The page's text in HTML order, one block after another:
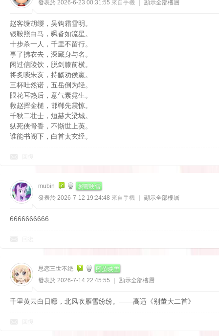
發表於 2026-6-23 00:31:55 來自手機 顯示全部樓層
赵客缦胡缨，吴钩霜雪明。
银鞍照白马，飒沓如流星。
十步杀一人，千里不留行。
事了拂衣去，深藏身与名。
闲过信陵饮，脱剑膝前横。
将炙啖朱亥，持觞劝侯嬴。
三杯吐然诺，五岳倒为轻。
眼花耳热后，意气素霓生。
救赵挥金槌，邯郸先震惊。
千秋二壮士，烜赫大梁城。
纵死侠骨香，不惭世上英。
谁能书阁下，白首太玄经。
mubin 照萤映雪
發表於 2026-7-12 19:24:48 來自手機 顯示全部樓層
6666666666
思恋三世不绝 照萤映雪
發表於 2026-7-14 22:45:55 顯示全部樓層
千里黄云白日曛，北风吹雁雪纷纷。——高适《别董大二首》